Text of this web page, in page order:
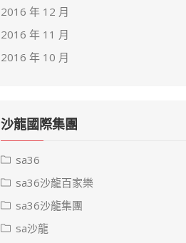
2016 年 12 月
2016 年 11 月
2016 年 10 月
沙龍國際集團
sa36
sa36沙龍百家樂
sa36沙龍集團
sa沙龍